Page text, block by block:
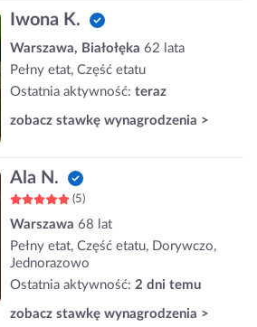
Iwona K.
Warszawa, Białołęka 62 lata
Pełny etat, Część etatu
Ostatnia aktywność: teraz
zobacz stawkę wynagrodzenia >
Ala N.
(5)
Warszawa 68 lat
Pełny etat, Część etatu, Dorywczo,
Jednorazowo
Ostatnia aktywność: 2 dni temu
zobacz stawkę wynagrodzenia >